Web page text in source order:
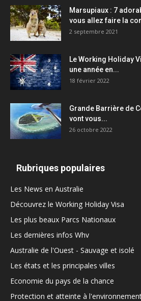
Marsupiaux : 7
vous allez faire la
2 septembre 2021
Le Working Holiday
une année en...
18 février 2022
Grande Barrière de
vont vous...
26 octobre 2022
Rubriques populaires
Les News en Australie
Découvrez le Working Holiday Visa
Les plus beaux Parcs Nationaux
Les dernières infos Whv
Australie de l'Ouest - Sauvage et isolé
Les états et les principales villes
Economie du pays de la chance
Protection et atteinte à